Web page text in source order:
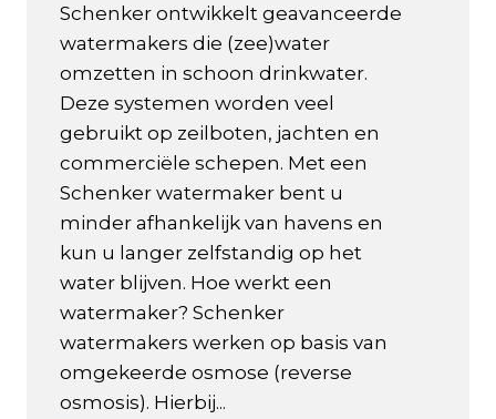
Schenker ontwikkelt geavanceerde
watermakers die (zee)water
omzetten in schoon drinkwater.
Deze systemen worden veel
gebruikt op zeilboten, jachten en
commerciële schepen. Met een
Schenker watermaker bent u
minder afhankelijk van havens en
kun u langer zelfstandig op het
water blijven. Hoe werkt een
watermaker? Schenker
watermakers werken op basis van
omgekeerde osmose (reverse
osmosis). Hierbij...